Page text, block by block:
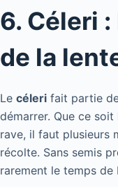
6. Céleri
de la
Le céleri fait partie
démarrer. Que ce
rave, il faut plusieurs
récolte. Sans semis
rarement le temps de